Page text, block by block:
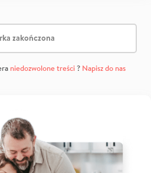
zakończona
niedozwolone treści? Napisz do nas